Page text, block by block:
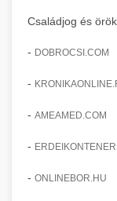
Családjog és
- DOBROCSI.COM
-
- AMEAMED.COM
-
- ONLINEBOR.HU